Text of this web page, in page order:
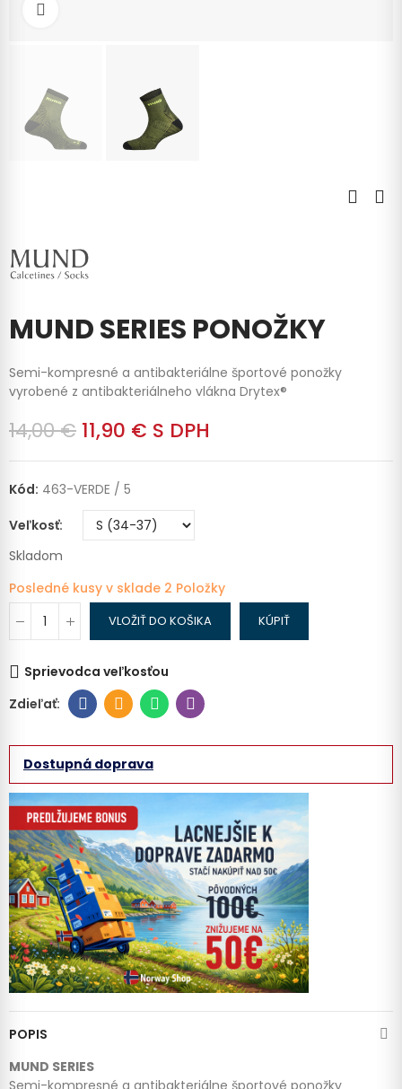
MUND SERIES PONOŽKY
Semi-kompresné a antibakteriálne športové ponožky
vyrobené z antibakteriálneho vlákna Drytex®
14,00 € 11,90 € S DPH
Kód: 463-VERDE / 5
Veľkosť
Skladom
Posledné kusy v sklade 2 Položky
VLOŽIŤ DO KOŠIKA KÚPIŤ
Sprievodca veľkosťou
Dostupná doprava
POPIS
MUND SERIES
Semi-kompresné a antibakteriálne športové ponožky